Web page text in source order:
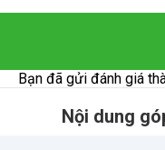
Bạn đã gửi đánh giá
Nội dung